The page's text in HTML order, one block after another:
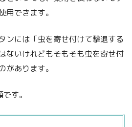
用できます。
ンには「虫を寄せ付けて撃退する
ないけれどもそもそも虫を寄せ付
があります。
す。